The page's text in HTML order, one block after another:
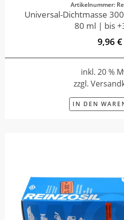
Artikelnummer:
Universal-Dichtmasse
80 ml | bis
9,96 €
inkl. 20 %
zzgl.
IN DEN